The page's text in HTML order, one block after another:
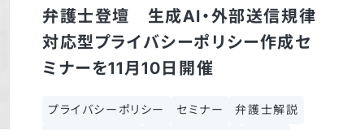
弁護士登壇 生成AI・外部送信規律
対応型プライバシーポリシー作成セ
ミナーを11月10日開催
プライバシーポリシー セミナー 弁護士解説